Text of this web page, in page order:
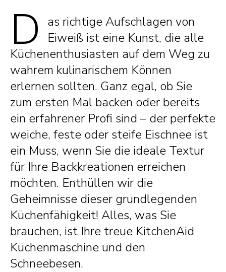
D
as richtige Aufschlagen von
Eiweiß ist eine Kunst, die alle
Küchenenthusiasten auf dem Weg zu
wahrem kulinarischem Können
erlernen sollten. Ganz egal, ob Sie
zum ersten Mal backen oder bereits
ein erfahrener Profi sind – der perfekte
weiche, feste oder steife Eischnee ist
ein Muss, wenn Sie die ideale Textur
für Ihre Backkreationen erreichen
möchten. Enthüllen wir die
Geheimnisse dieser grundlegenden
Küchenfähigkeit! Alles, was Sie
brauchen, ist Ihre treue KitchenAid
Küchenmaschine und den
Schneebesen.